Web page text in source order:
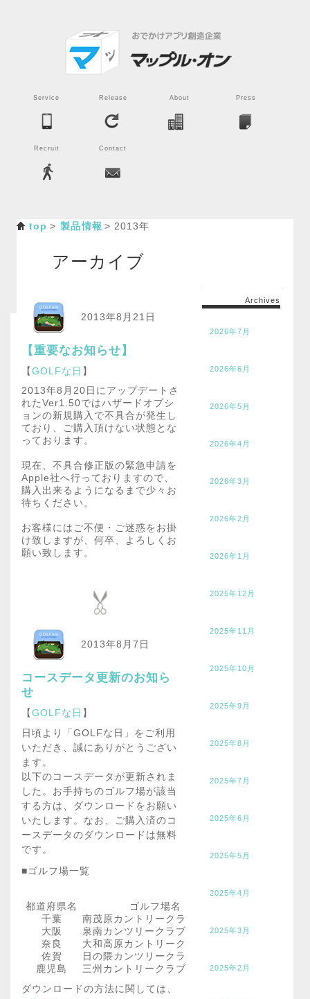
Service Release About Press
Recruit Contact
top 製品情報 2013年
アーカイブ
2013年8月21日
【重要なお知らせ】
【GOLFな日 】
2013年8月20日にアップデートさ
れたVer1.50ではハザードオプシ
ョンの新規購入で不具合が発生し
ており、ご購入頂けない状態とな
っております。
現在、不具合修正版の緊急申請を
Apple社へ行っておりますので、
購入出来るようになるまで少々お
待ちください。
お客様にはご不便・ご迷惑をお掛
け致しますが、何卒、よろしくお
2013年8月7日
コースデータ更新のお知ら
せ
【GOLFな日 】
日頃より「GOLFな日」をご利用
いただき、誠にありがとうござい
ます。
以下のコースデータが更新されま
した。お手持ちのゴルフ場が該当
する方は、ダウンロードをお願い
いたします。なお、ご購入済のコ
ースデータのダウンロードは無料
です。
■ゴルフ場一覧
都道府県名
ゴルフ場名
千葉
南茂原カントリークラブ
大阪
泉南カンツリークラブ
奈良
大和高原カントリークラブ
佐賀
日の隈カンツリークラブ
鹿児島
三州カントリークラブ
ダウンロードの方法に関しては、
Archives
2026年7月
2026年6月
2026年5月
2026年4月
2026年3月
2026年2月
2026年1月
2025年12月
2025年11月
2025年10月
2025年9月
2025年8月
2025年7月
2025年6月
2025年5月
2025年4月
2025年3月
2025年2月